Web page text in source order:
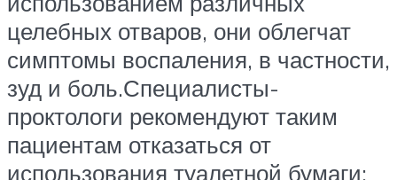
целебных отваров, они облегчат
симптомы воспаления, в частности,
зуд и боль.Специалисты-
проктологи рекомендуют таким
пациентам отказаться от
использования туалетной бумаги: